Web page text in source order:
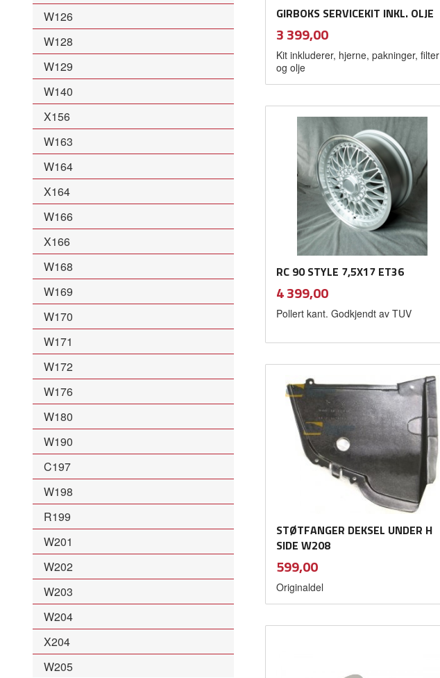
W126
W128
W129
W140
X156
W163
W164
X164
W166
X166
W168
W169
W170
W171
W172
W176
W180
W190
C197
W198
R199
W201
W202
W203
W204
X204
W205
GIRBOKS SERVICEKIT INKL. OLJE
Pris
3 399,00mva.
Kjøp
Kit inkluderer, hjerne, pakninger, filter
og olje
RC 90 STYLE 7,5X17 ET36
Pris
4 399,00mva.
Pollert kant. Godkjendt av TUV
STØTFANGER DEKSEL UNDER H
SIDE W208
Pris
599,00mva.
Originaldel